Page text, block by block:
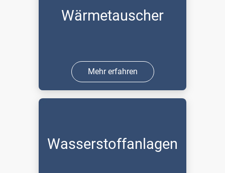
Wärmetauscher
Mehr erfahren
Wasserstoffanlagen